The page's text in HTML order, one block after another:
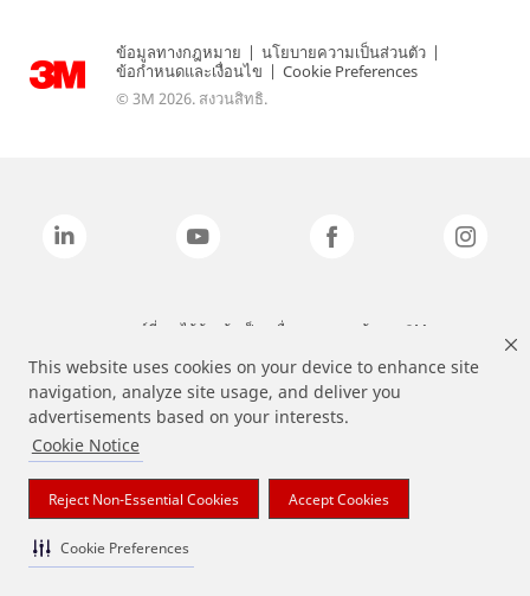
This website uses cookies on your device to enhance site
navigation, analyze site usage, and deliver you
advertisements based on your interests.
Cookie Notice
Reject Non-Essential Cookies Accept Cookies
Cookie Preferences
ข้อมูลทางกฎหมาย | นโยบายความเป็นส่วนตัว |
ข้อกำหนดและเงื่อนไข | Cookie Preferences
© 3M 2026. สงวนสิทธิ.
แบรนด์ที่ระบุไว้ข้างต้นเป็นเครื่องหมายการค้าของ 3M